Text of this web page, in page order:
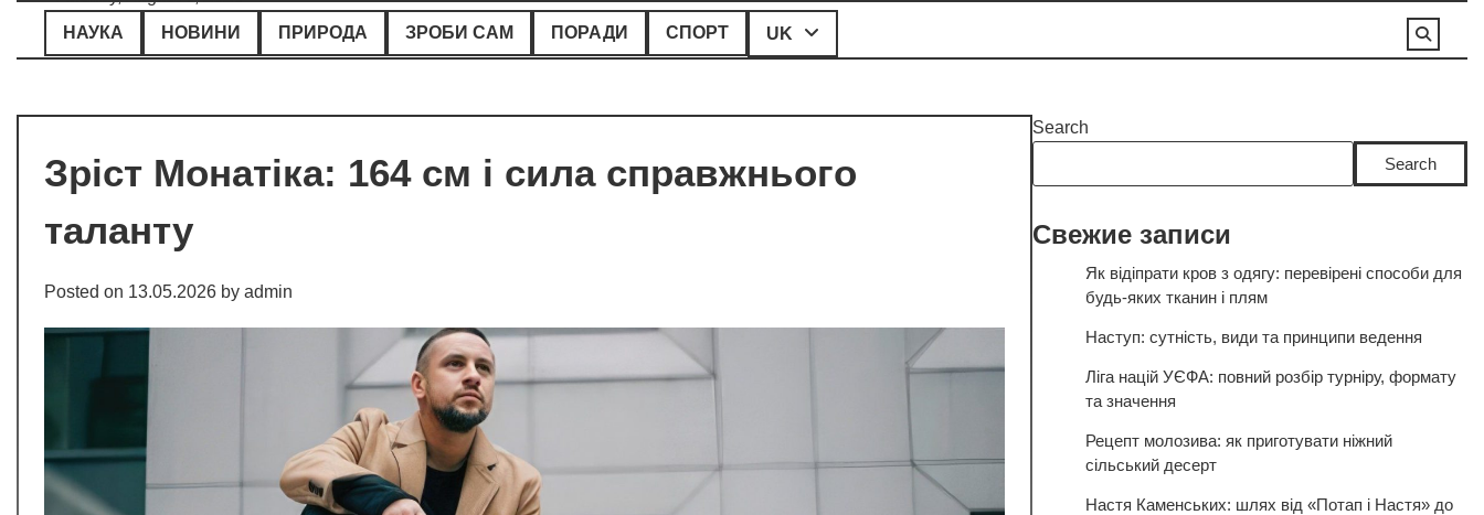
content
НАУКА
НОВИНИ ПРИРОДА ЗРОБИ САМ ПОРАДИ СПОРТ UK
Зріст Монатіка: 164 см і сила справжнього
таланту
Posted on 13.05.2026 by admin
Search
Search
Свежие записи
Як відіпрати кров з одягу: перевірені способи для
будь-яких тканин і плям
Наступ: сутність, види та принципи ведення
Ліга націй УЄФА: повний розбір турніру, формату
та значення
Рецепт молозива: як приготувати ніжний
сільський десерт
Настя Каменських: шлях від «Потап і Настя» до